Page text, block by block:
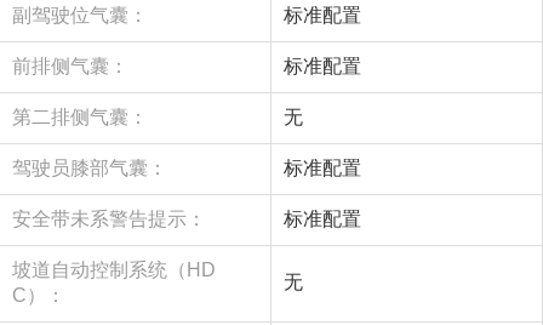
副驾驶位气囊： 标准配置
前排侧气囊： 标准配置
第二排侧气囊： 无
驾驶员膝部气囊： 标准配置
安全带未系警告提示： 标准配置
坡道自动控制系统（HD
C）：
无